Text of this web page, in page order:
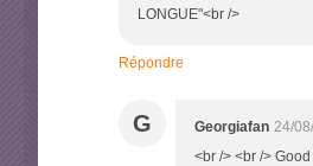
LONGUE"<br />
Répondre
G Georgiafan 24/
<br /> <br />